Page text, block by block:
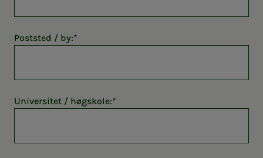
Poststed / by:
Universitet / høgskole: